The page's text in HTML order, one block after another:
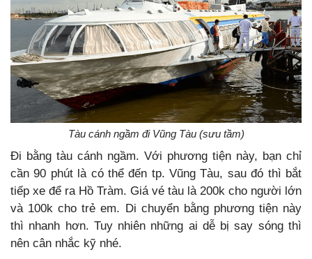
Tàu cánh ngầm đi Vũng Tàu (sưu tầm)
Đi bằng tàu cánh ngầm. Với phương tiện này, bạn chỉ
cần 90 phút là có thể đến tp. Vũng Tàu, sau đó thì bắt
tiếp xe để ra Hồ Tràm. Giá vé tàu là 200k cho người lớn
và 100k cho trẻ em. Di chuyển bằng phương tiện này
thì nhanh hơn. Tuy nhiên những ai dễ bị say sóng thì
nên cân nhắc kỹ nhé.